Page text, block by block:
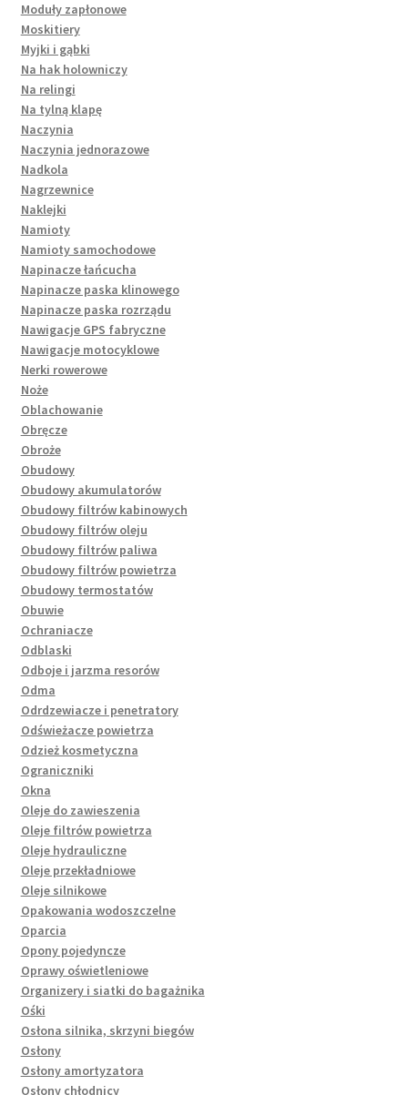
Moduły zapłonowe
Moskitiery
Myjki i gąbki
Na hak holowniczy
Na relingi
Na tylną klapę
Naczynia
Naczynia jednorazowe
Nadkola
Nagrzewnice
Naklejki
Namioty
Namioty samochodowe
Napinacze łańcucha
Napinacze paska klinowego
Napinacze paska rozrządu
Nawigacje GPS fabryczne
Nawigacje motocyklowe
Nerki rowerowe
Noże
Oblachowanie
Obręcze
Obroże
Obudowy
Obudowy akumulatorów
Obudowy filtrów kabinowych
Obudowy filtrów oleju
Obudowy filtrów paliwa
Obudowy filtrów powietrza
Obudowy termostatów
Obuwie
Ochraniacze
Odblaski
Odboje i jarzma resorów
Odma
Odrdzewiacze i penetratory
Odświeżacze powietrza
Odzież kosmetyczna
Ograniczniki
Okna
Oleje do zawieszenia
Oleje filtrów powietrza
Oleje hydrauliczne
Oleje przekładniowe
Oleje silnikowe
Opakowania wodoszczelne
Oparcia
Opony pojedyncze
Oprawy oświetleniowe
Organizery i siatki do bagażnika
Ośki
Osłona silnika, skrzyni biegów
Osłony
Osłony amortyzatora
Osłony chłodnicy